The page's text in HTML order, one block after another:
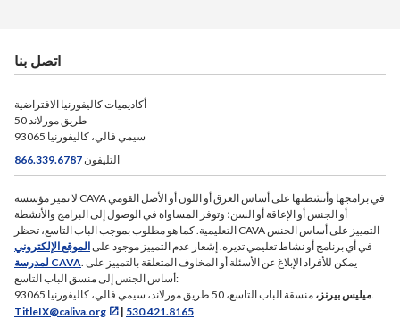
اتصل بنا
أكاديميات كاليفورنيا الافتراضية
50 طريق مورلاند
سيمي فالي، كاليفورنيا 93065
التليفون866.339.6787
لا تميز مؤسسة CAVA في برامجها وأنشطتها على أساس العرق أو اللون أو الأصل القومي
أو الجنس أو الإعاقة أو السن؛ وتوفر المساواة في الوصول إلى البرامج والأنشطة
التعليمية. كما هو مطلوب بموجب الباب التاسع، تحظر CAVA التمييز على أساس الجنس
في أي برنامج أو نشاط تعليمي تديره. إشعار عدم التمييز موجود علىالموقع الإلكتروني
لمدرسة CAVA. يمكن للأفراد الإبلاغ عن الأسئلة أو المخاوف المتعلقة بالتمييز على
أساس الجنس إلى منسق الباب التاسع:
ميليس بيرنز،منسقة الباب التاسع، 50 طريق مورلاند، سيمي فالي، كاليفورنيا 93065.
TitleIX@caliva.org
| 530.421.8165